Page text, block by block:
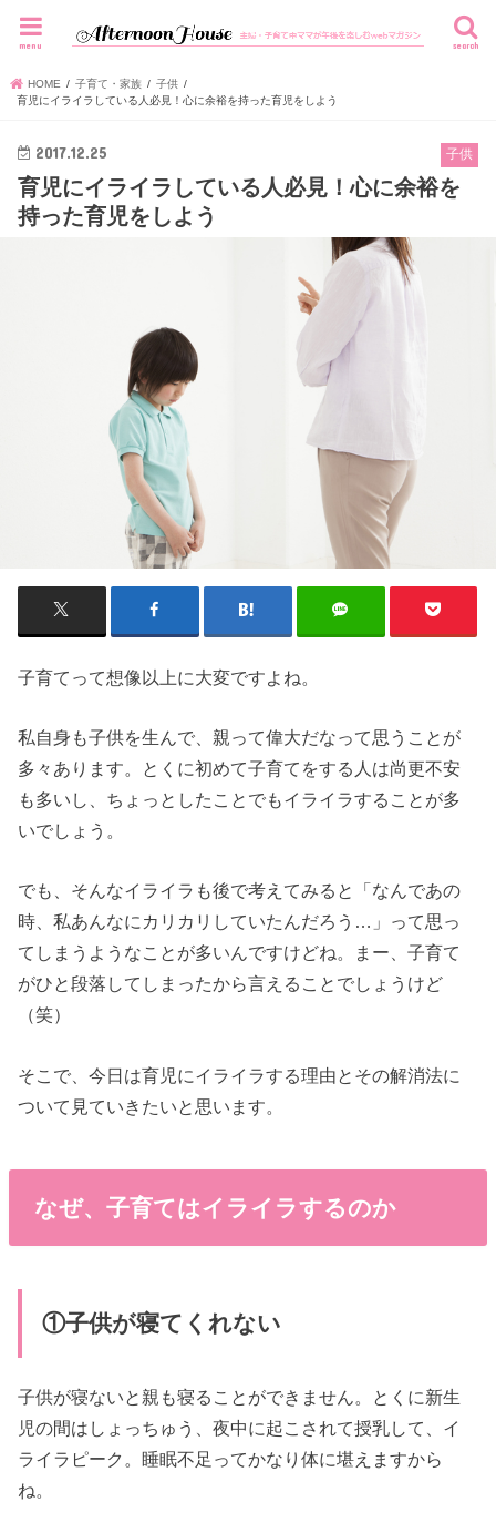
search
menu
HOME 子育て・家族
子供
育児にイライラしている人必見！心に余裕を持った育児をしよう
子供
2017.12.25
育児にイライラしている人必見！心に余裕を
持った育児をしよう
子育てって想像以上に大変ですよね。
私自身も子供を生んで、親って偉大だなって思うことが
多々あります。とくに初めて子育てをする人は尚更不安
も多いし、ちょっとしたことでもイライラすることが多
いでしょう。
でも、そんなイライラも後で考えてみると「なんであの
時、私あんなにカリカリしていたんだろう…」って思っ
てしまうようなことが多いんですけどね。まー、子育て
がひと段落してしまったから言えることでしょうけど
（笑）
そこで、今日は育児にイライラする理由とその解消法に
ついて見ていきたいと思います。
なぜ、子育てはイライラするのか
①子供が寝てくれない
子供が寝ないと親も寝ることができません。とくに新生
児の間はしょっちゅう、夜中に起こされて授乳して、イ
ライラピーク。睡眠不足ってかなり体に堪えますから
ね。